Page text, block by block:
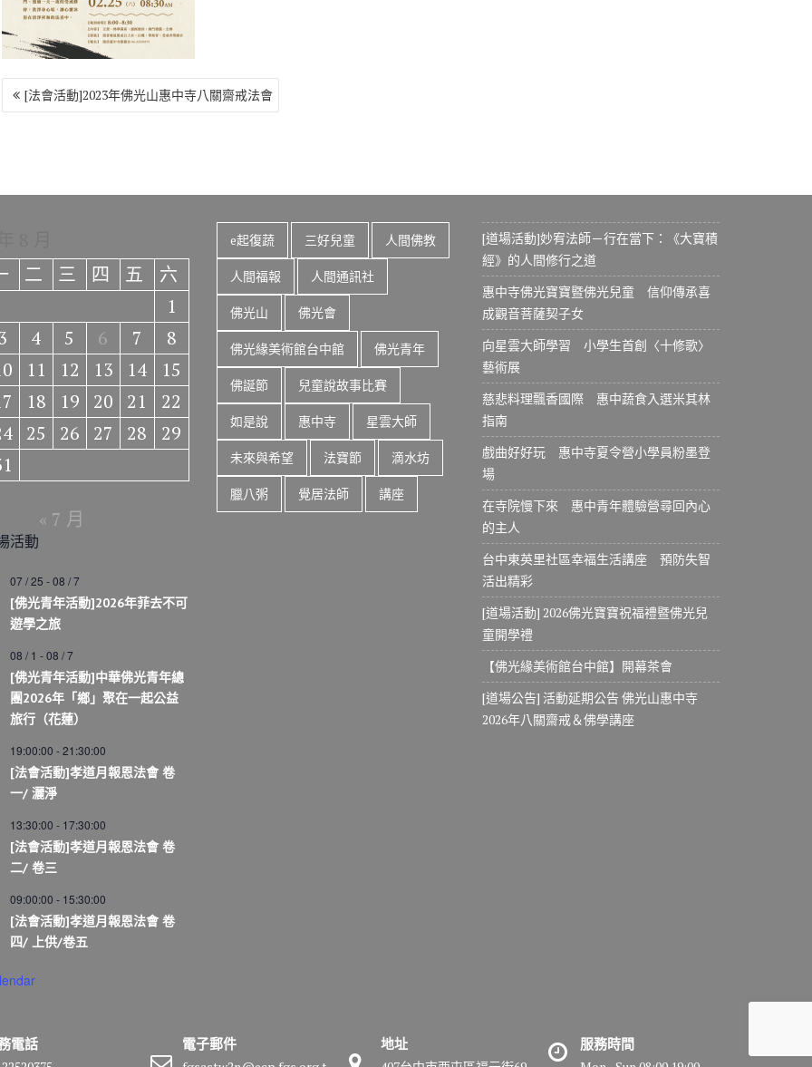
文
章
[法會活動]2023年佛光山惠中寺八關齋戒法會
二 三 四 五
六
1
4 5 6 7
8
11 12 13 14
15
18 19 20 21
22
25 26 27 28
29
« 7 月
活動
07 / 25 -08 / 7
[佛光青年活動]2026年菲去不可
遊學之旅
08 / 1 -08 / 7
[佛光青年活動]中華佛光青年總
團2026年「鄉」聚在一起公益
旅行（花蓮）
19:00:00 -21:30:00
[法會活動]孝道月報恩法會 卷
一/ 灑淨
13:30:00 - 17:30:00
[法會活動]孝道月報恩法會 卷
二/ 卷三
09:00:00 - 15:30:00
[法會活動]孝道月報恩法會 卷
四/ 上供/卷五
e起復蔬 三好兒童 人間佛教
人間福報 人間通訊社
佛光山 佛光會
佛光緣美術館台中館 佛光青年
佛誕節 兒童說故事比賽
如是說 惠中寺 星雲大師
未來與希望 法寶節 滴水坊
臘八粥 覺居法師 講座
[道場活動]妙宥法師－行在當下：《大寶積
經》的人間修行之道
惠中寺佛光寶寶暨佛光兒童 信仰傳承喜
成觀音菩薩契子女
向星雲大師學習 小學生首創〈十修歌〉
藝術展
慈悲料理飄香國際 惠中蔬食入選米其林
指南
戲曲好好玩 惠中寺夏令營小學員粉墨登
場
在寺院慢下來 惠中青年體驗營尋回內心
的主人
台中東英里社區幸福生活講座 預防失智
活出精彩
[道場活動] 2026佛光寶寶祝福禮暨佛光兒
童開學禮
【佛光緣美術館台中館】開幕茶會
[道場公告] 活動延期公告 佛光山惠中寺
2026年八關齋戒＆佛學講座
電話
電子郵件
地址
服務時間